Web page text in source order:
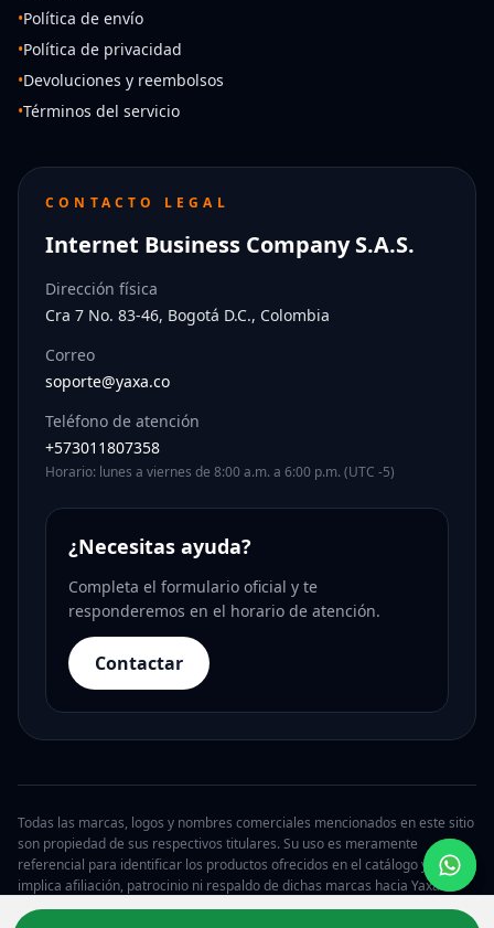
•Política de envío
•Política de privacidad
•Devoluciones y reembolsos
•Términos del servicio
CONTACTO LEGAL
Internet Business Company S.A.S.
Dirección física
Cra 7 No. 83-46, Bogotá D.C., Colombia
Correo
soporte@yaxa.co
Teléfono de atención
+573011807358
Horario: lunes a viernes de 8:00 a.m. a 6:00 p.m. (UTC -5)
¿Necesitas ayuda?
Completa el formulario oficial y te
responderemos en el horario de atención.
Contactar
Todas las marcas, logos y nombres comerciales mencionados en este sitio
son propiedad de sus respectivos titulares. Su uso es meramente
referencial para identificar los productos ofrecidos en el catálogo y no
implica afiliación, patrocinio ni respaldo de dichas marcas hacia Yaxa.
© 2026 Yaxa Costa Rica. Todos los derechos reservados.